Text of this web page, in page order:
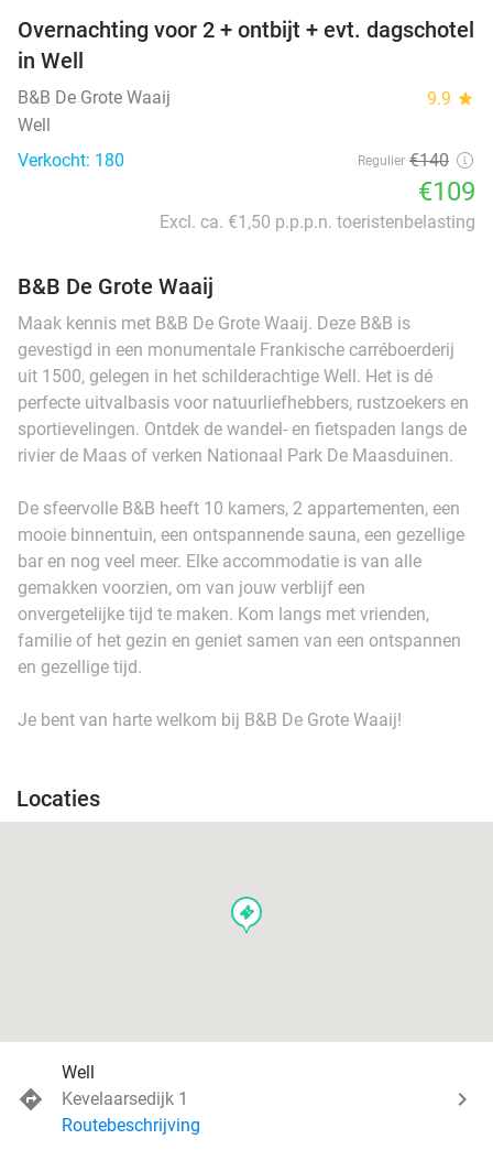
Overnachting voor 2 + ontbijt + evt. dagschotel
in Well
B&B De Grote Waaij 9.9 star
Well
Verkocht: 180
Regulier €140
€109
Excl. ca. €1,50 p.p.p.n. toeristenbelasting
B&B De Grote Waaij
Maak kennis met B&B De Grote Waaij. Deze B&B is
gevestigd in een monumentale Frankische carréboerderij
uit 1500, gelegen in het schilderachtige Well. Het is dé
perfecte uitvalbasis voor natuurliefhebbers, rustzoekers en
sportievelingen. Ontdek de wandel- en fietspaden langs de
rivier de Maas of verken Nationaal Park De Maasduinen.
De sfeervolle B&B heeft 10 kamers, 2 appartementen, een
mooie binnentuin, een ontspannende sauna, een gezellige
bar en nog veel meer. Elke accommodatie is van alle
gemakken voorzien, om van jouw verblijf een
onvergetelijke tijd te maken. Kom langs met vrienden,
familie of het gezin en geniet samen van een ontspannen
en gezellige tijd.
Je bent van harte welkom bij B&B De Grote Waaij!
Locaties
events
Well
Kevelaarsedijk 1
Routebeschrijving